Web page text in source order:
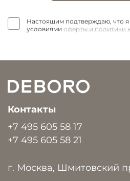
Настоящим подтверждаю, что я
условиями оферты и политики
Контакты
+7 495 605 58 17
+7 495 605 58 21
г. Москва, Шмитовский